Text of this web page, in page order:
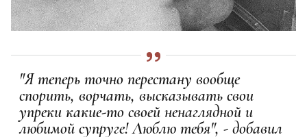
"Я теперь точно перестану вообще
спорить, ворчать, высказывать свои
упреки какие-то своей ненаглядной и
любимой супруге! Люблю тебя", - добавил